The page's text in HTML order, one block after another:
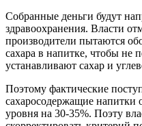
Собранные деньги будут
здравоохранения. Власти
производители пытаются
сахара в напитке, чтобы не
устанавливают сахар и
Поэтому фактические
сахаросодержащие напитки
уровня на 30-35%. Поэту